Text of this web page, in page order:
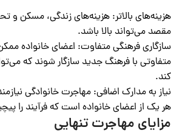
هزینه‌های بالاتر: هزینه‌های زندگی، مسکن و
مقصد می‌تواند بالا باشد.
سازگاری فرهنگی متفاوت: اعضای خانواده
متفاوتی با فرهنگ جدید سازگار شوند که
کند.
نیاز به مدارک اضافی: مهاجرت خانوادگی
هر یک از اعضای خانواده است که فرآیند را
مزایای مهاجرت تنهایی